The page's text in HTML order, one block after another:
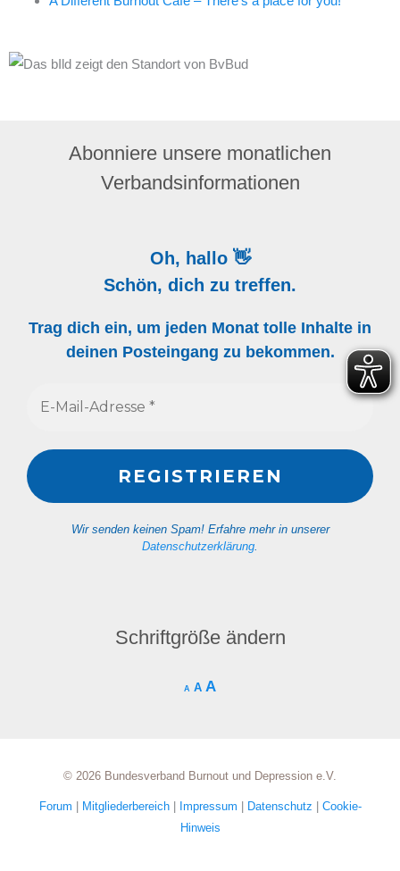
Abonniere unsere monatlichen
Verbandsinformationen
Oh, hallo 👋
Schön, dich zu treffen.
Trag dich ein, um jeden Monat tolle Inhalte in
deinen Posteingang zu bekommen.
Wir senden keinen Spam! Erfahre mehr in unserer
Datenschutzerklärung
Schriftgröße ändern
A A A
© 2026 Bundesverband Burnout und Depression e.V.
Forum | Mitgliederbereich | Impressum | Datenschutz | Cookie-
Hinweis